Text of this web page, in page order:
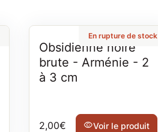
En rupture de stock
Obsidienne noire
brute - Arménie - 2
à 3 cm
Prix normal
2,00€ visibilityVoir le produit